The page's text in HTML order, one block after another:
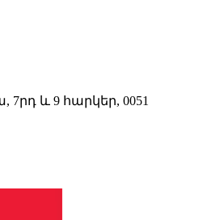
և 9 հարկեր, 0051